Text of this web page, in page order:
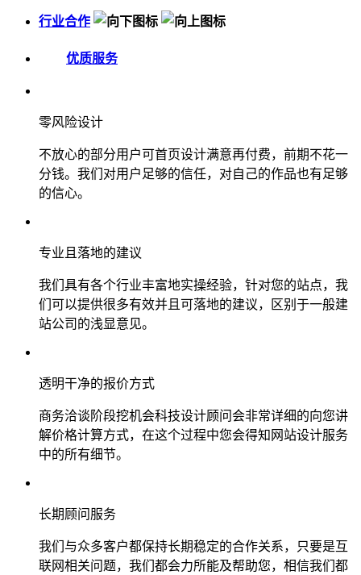
行业合作
优质服务
零风险设计
不放心的部分用户可首页设计满意再付费，前期不花一
分钱。我们对用户足够的信任，对自己的作品也有足够
的信心。
专业且落地的建议
我们具有各个行业丰富地实操经验，针对您的站点，我
们可以提供很多有效并且可落地的建议，区别于一般建
站公司的浅显意见。
透明干净的报价方式
商务洽谈阶段挖机会科技设计顾问会非常详细的向您讲
解价格计算方式，在这个过程中您会得知网站设计服务
中的所有细节。
长期顾问服务
我们与众多客户都保持长期稳定的合作关系，只要是互
联网相关问题，我们都会力所能及帮助您，相信我们都